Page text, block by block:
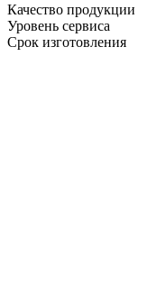
Качество продукции
Уровень сервиса
Срок изготовления